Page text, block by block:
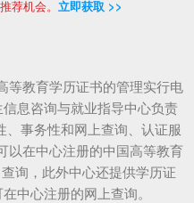
荐机会。 立即获取 >>
等教育学历证书的管理实行电
息咨询与就业指导中心负责
事务性和网上查询、认证服
在中心注册的中国高等教育
询，此外中心还提供学历证
中心注册的网上查询。